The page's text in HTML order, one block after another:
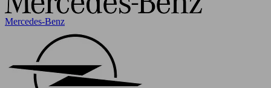
Mercedes-Benz